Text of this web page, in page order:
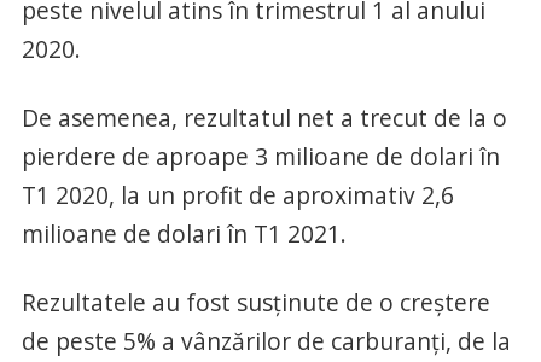
peste nivelul atins în trimestrul 1 al anului
2020.
De asemenea, rezultatul net a trecut de la o
pierdere de aproape 3 milioane de dolari în
T1 2020, la un profit de aproximativ 2,6
milioane de dolari în T1 2021.
Rezultatele au fost susținute de o creștere
de peste 5% a vânzărilor de carburanți, de la